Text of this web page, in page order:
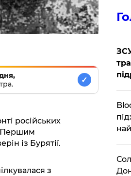
✓
російських
Першим
із Бурятії.
з